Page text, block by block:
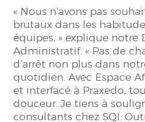
« Nous n’avons pas
brutaux dans les
équipes, » explique notre
Administratif. « Pas de
d’arrêt non plus dans
quotidien. Avec Espace
et interfacé à Praxedo,
douceur. Je tiens à
consultants chez SQI.